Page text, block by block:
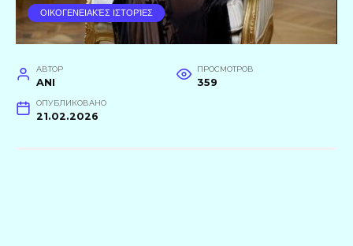
ΟΙΚΟΓΕΝΕΙΑΚΈΣ ΙΣΤΟΡΊΕΣ
АВТОР
ANI
ПРОСМОТРОВ
359
ОПУБЛИКОВАНО
21.02.2026